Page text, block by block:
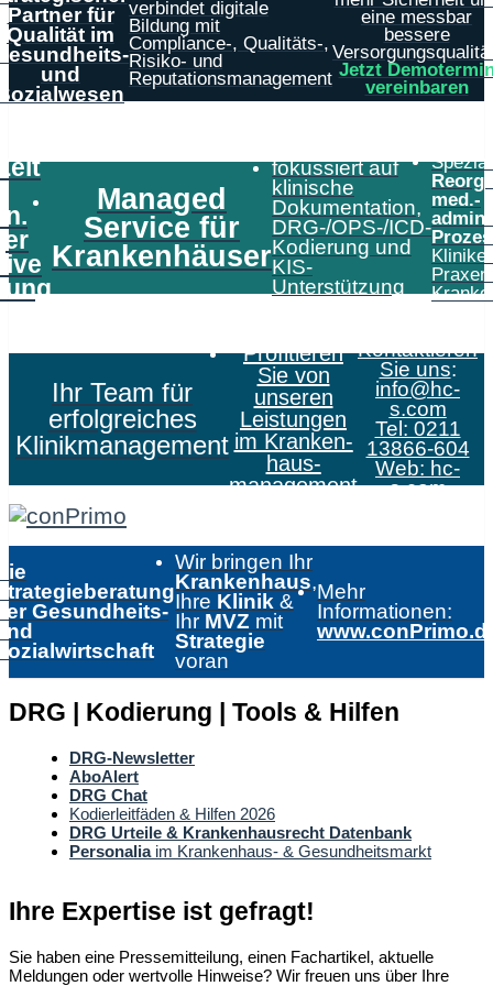
Partner für
Qualität im
und
verbindet digitale
Bildung mit
Compliance-, Qualitäts-,
Risiko- und
Reputationsmanagement
eine messbar
bessere
Jetzt
vereinbaren
Managed
Service für
Krankenhäuser
fokussiert auf
klinische
Dokumentation,
DRG-/OPS-/ICD-
Kodierung und
KIS-
Unterstützung
med.-
Ihr Team für
erfolgreiches
Klinikmanagement
Profitieren
Sie von
unseren
Leistungen
im Kranken­
haus­
management
Kontaktieren
Sie uns:
info@hc-
s.com
Tel: 0211
13866-604
Web: hc-
s.com
Gesundheits-
Wir bringen Ihr
Krankenhaus,
Ihre Klinik &
Ihr MVZ mit
Strategie
voran
Mehr
Informationen:
DRG | Kodierung | Tools & Hilfen
DRG-Newsletter
AboAlert
DRG Chat
Kodierleitfäden & Hilfen 2026
DRG Urteile & Krankenhausrecht Datenbank
Personaliaim Krankenhaus- & Gesundheitsmarkt
Ihre Expertise ist gefragt!
Sie haben eine Pressemitteilung, einen Fachartikel, aktuelle
Meldungen oder wertvolle Hinweise? Wir freuen uns über Ihre